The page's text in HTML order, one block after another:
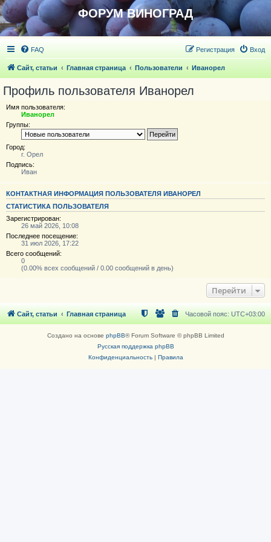
ФОРУМ ВИНОГРАД
FAQ Вход
Регистрация
Сайт, статьи Главная страница Пользователи Иванорел
Профиль пользователя Иванорел
Имя пользователя:
Иванорел
Группы:
Город:
г. Орел
Подпись:
Иван
КОНТАКТНАЯ ИНФОРМАЦИЯ ПОЛЬЗОВАТЕЛЯ ИВАНОРЕЛ
СТАТИСТИКА ПОЛЬЗОВАТЕЛЯ
Зарегистрирован:
26 май 2026, 10:08
Последнее посещение:
31 июл 2026, 17:22
Всего сообщений:
0
(0.00% всех сообщений / 0.00 сообщений в день)
Перейти
Сайт, статьи Главная страница Часовой пояс: UTC+03:00
Создано на основе phpBB® Forum Software © phpBB Limited
Русская поддержка phpBB
Конфиденциальность| Правила